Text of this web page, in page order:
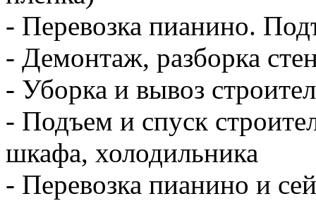
- Перевозка пианино.
- Демонтаж, разборка
- Уборка и вывоз
- Подъем и спуск
шкафа, холодильника
- Перевозка пианино и